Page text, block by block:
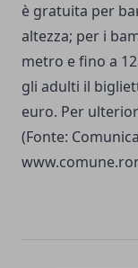
è gratuita per
altezza; per i
metro e fino a
gli adulti il
euro. Per
(Fonte: